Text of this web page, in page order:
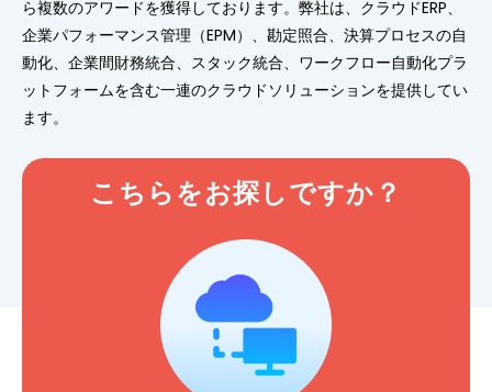
ら複数のアワードを獲得しております。弊社は、クラウドERP、
企業パフォーマンス管理（EPM）、勘定照合、決算プロセスの自
動化、企業間財務統合、スタック統合、ワークフロー自動化プラ
ットフォームを含む一連のクラウドソリューションを提供してい
ます。
こちらをお探しですか？